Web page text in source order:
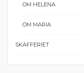
OM HELENA
OM MARIA
SKAFFERIET